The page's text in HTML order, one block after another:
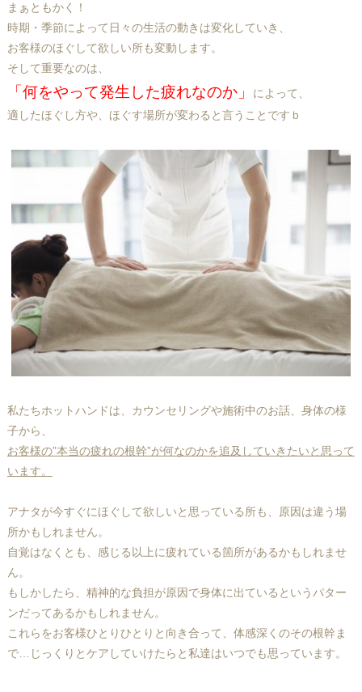
まぁともかく！
時期・季節によって日々の生活の動きは変化していき、
お客様のほぐして欲しい所も変動します。
そして重要なのは、
「何をやって発生した疲れなのか」
によって、
適したほぐし方や、ほぐす場所が変わると言うことですｂ
私たちホットハンドは、カウンセリングや施術中のお話、身体の様
子から、
お客様の”本当の疲れの根幹”が何なのかを追及していきたいと思って
います。
アナタが今すぐにほぐして欲しいと思っている所も、原因は違う場
所かもしれません。
自覚はなくとも、感じる以上に疲れている箇所があるかもしれませ
ん。
もしかしたら、精神的な負担が原因で身体に出ているというパター
ンだってあるかもしれません。
これらをお客様ひとりひとりと向き合って、体感深くのその根幹ま
で…じっくりとケアしていけたらと私達はいつでも思っています。